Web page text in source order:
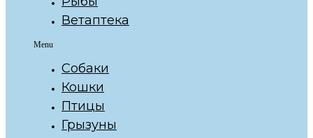
Ветаптека
Menu
Собаки
Кошки
Птицы
Грызуны